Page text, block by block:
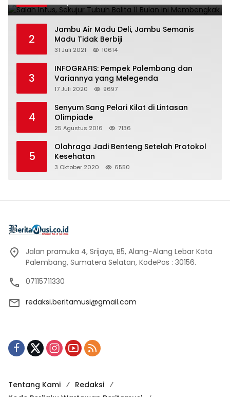
2
Jambu Air Madu Deli, Jambu Semanis
Madu Tidak Berbiji
31 Juli 2021 10614
3
INFOGRAFIS: Pempek Palembang dan
Variannya yang Melegenda
17 Juli 2020 9697
4
Senyum Sang Pelari Kilat di Lintasan
Olimpiade
25 Agustus 2016 7136
5
Olahraga Jadi Benteng Setelah Protokol
Kesehatan
3 Oktober 2020 6550
Jalan pramuka 4, Srijaya, B5, Alang-Alang Lebar Kota
Palembang, Sumatera Selatan, KodePos : 30156.
07115711330
redaksi.beritamusi@gmail.com
Tentang Kami
Redaksi